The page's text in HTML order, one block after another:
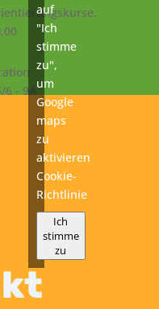
6 - 9A
auf
"Ich
stimme
zu",
um
Google
maps
zu
aktivieren
Cookie-
Richtlinie
Ich
stimme
zu